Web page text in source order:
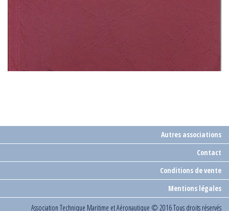
Autres associations
Contact
Conditions de vente
Mentions légales
Association Technique Maritime et Aéronautique © 2016 Tous droits réservés